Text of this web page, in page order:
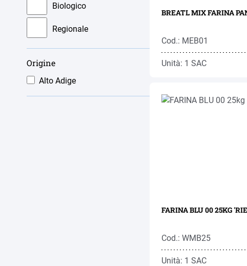
Biologico
Regionale
Origine
Alto Adige
BREATL MIX FARINA
Cod.: MEB01
Unità: 1 SAC
FARINA BLU 00 25KG
Cod.: WMB25
Unità: 1 SAC